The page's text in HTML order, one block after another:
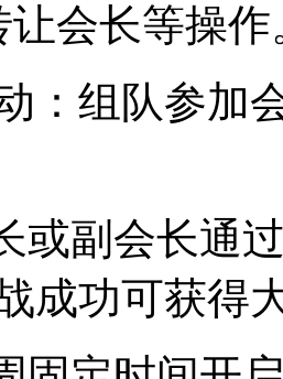
让会长等操作
：组队参加
会长通过
成功可获得